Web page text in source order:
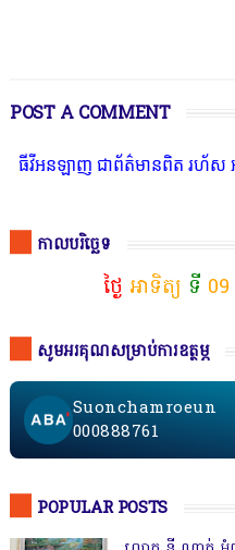
POST A COMMENT
ព័ត៌មានពិត រហ័ស អព្យាក្រឹត និងរ
កាលបរិច្ឆេទ
ថ្ងៃ អាទិត្យ ទី 09
សូមអរគុណសម្រាប់ការឧត្ថម្ភ
Suonchamroeun
000888761
POPULAR POSTS